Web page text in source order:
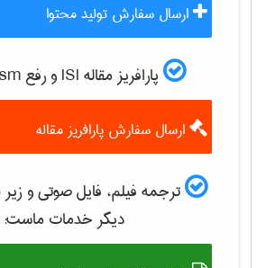
ارسال سفارش تولید محتوا
پارافریز مقاله ISI و رفع plagiarism
ارسال سفارش پارافریز مقاله
ترجمه فیلم، فایل صوتی و
دیگر خدمات ماست: